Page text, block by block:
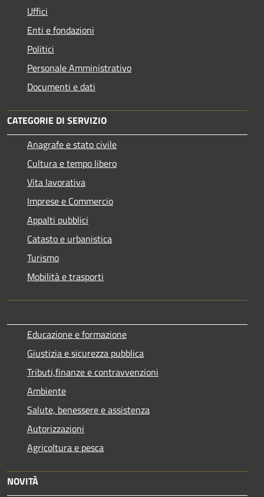
Uffici
Enti e fondazioni
Politici
Personale Amministrativo
Documenti e dati
CATEGORIE DI SERVIZIO
Anagrafe e stato civile
Cultura e tempo libero
Vita lavorativa
Imprese e Commercio
Appalti pubblici
Catasto e urbanistica
Turismo
Mobilità e trasporti
Educazione e formazione
Giustizia e sicurezza pubblica
Tributi,finanze e contravvenzioni
Ambiente
Salute, benessere e assistenza
Autorizzazioni
Agricoltura e pesca
NOVITÀ